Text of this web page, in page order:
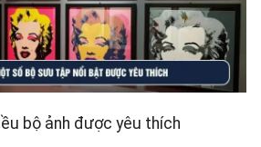
bộ ảnh được yêu thích